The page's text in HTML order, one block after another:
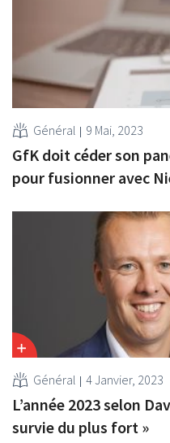
Général 9 Mai, 2023
GfK doit céder son
pour fusionner avec
Général 4 Janvier, 2023
L’année 2023 selon
survie du plus fort »